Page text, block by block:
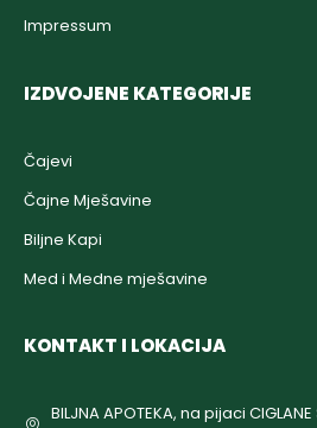
Impressum
IZDVOJENE KATEGORIJE
Čajevi
Čajne Mješavine
Biljne Kapi
Med i Medne mješavine
KONTAKT I LOKACIJA
BILJNA APOTEKA, na pijaci